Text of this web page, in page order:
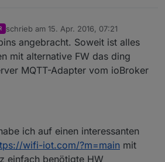
schrieb am 15. Apr. 2016, 07:21
zuletzt editiert von
angebracht. Soweit ist alles
mit alternative FW das ding
MQTT-Adapter vom ioBroker
ich auf einen interessanten
wifi-iot.com/?m=main mit
einfach benötigte HW